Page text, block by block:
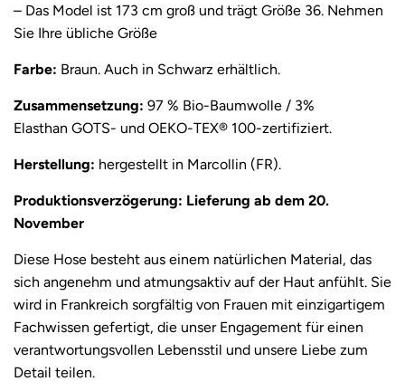
e
i
s
– Das Model ist 173 cm groß und trägt Größe 36. Nehmen
Sie Ihre übliche Größe
Farbe: Braun. Auch in Schwarz erhältlich.
Zusammensetzung: 97 % Bio-Baumwolle / 3%
Elasthan GOTS- und OEKO-TEX® 100-zertifiziert.
Herstellung: hergestellt in Marcollin (FR).
Produktionsverzögerung: Lieferung ab dem 20.
November
Diese Hose besteht aus einem natürlichen Material, das
sich angenehm und atmungsaktiv auf der Haut anfühlt. Sie
wird in Frankreich sorgfältig von Frauen mit einzigartigem
Fachwissen gefertigt, die unser Engagement für einen
verantwortungsvollen Lebensstil und unsere Liebe zum
Detail teilen.